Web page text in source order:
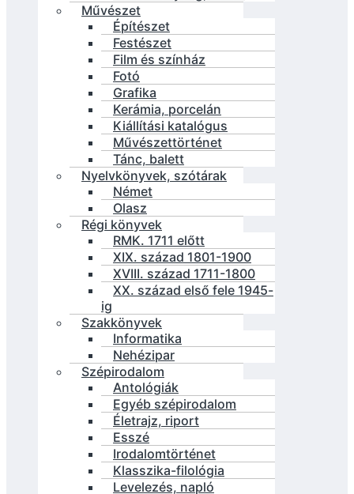
Művészet
Építészet
Festészet
Film és színház
Fotó
Grafika
Kerámia, porcelán
Kiállítási katalógus
Művészettörténet
Tánc, balett
Nyelvkönyvek, szótárak
Német
Olasz
Régi könyvek
RMK. 1711 előtt
XIX. század 1801-1900
XVIII. század 1711-1800
XX. század első fele 1945-
ig
Szakkönyvek
Informatika
Nehézipar
Szépirodalom
Antológiák
Egyéb szépirodalom
Életrajz, riport
Esszé
Irodalomtörténet
Klasszika-filológia
Levelezés, napló